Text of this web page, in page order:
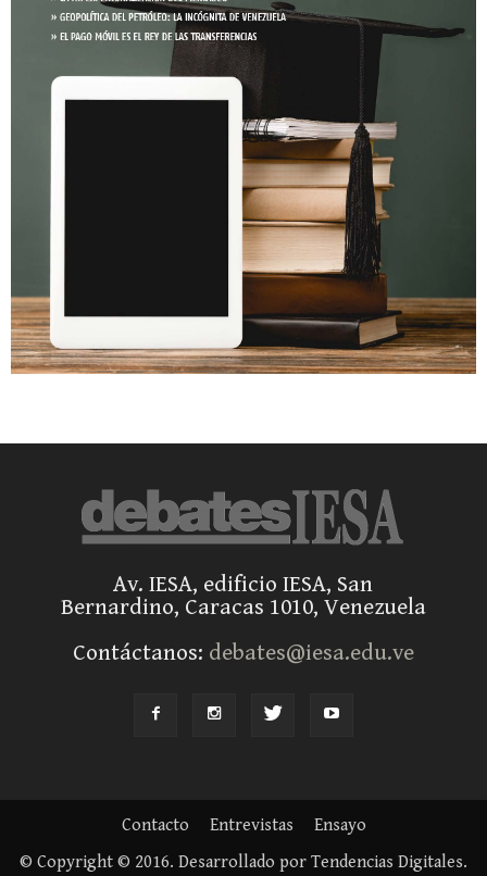
Av. IESA, edificio IESA, San
Bernardino, Caracas 1010, Venezuela
Contáctanos: debates@iesa.edu.ve
Contacto Entrevistas
Ensayo
© Copyright © 2016. Desarrollado por Tendencias Digitales.